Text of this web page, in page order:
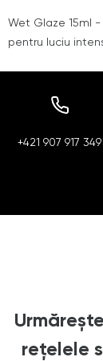
Wet Glaze 15ml
pentru luciu
+421 907 917 349
rețelele